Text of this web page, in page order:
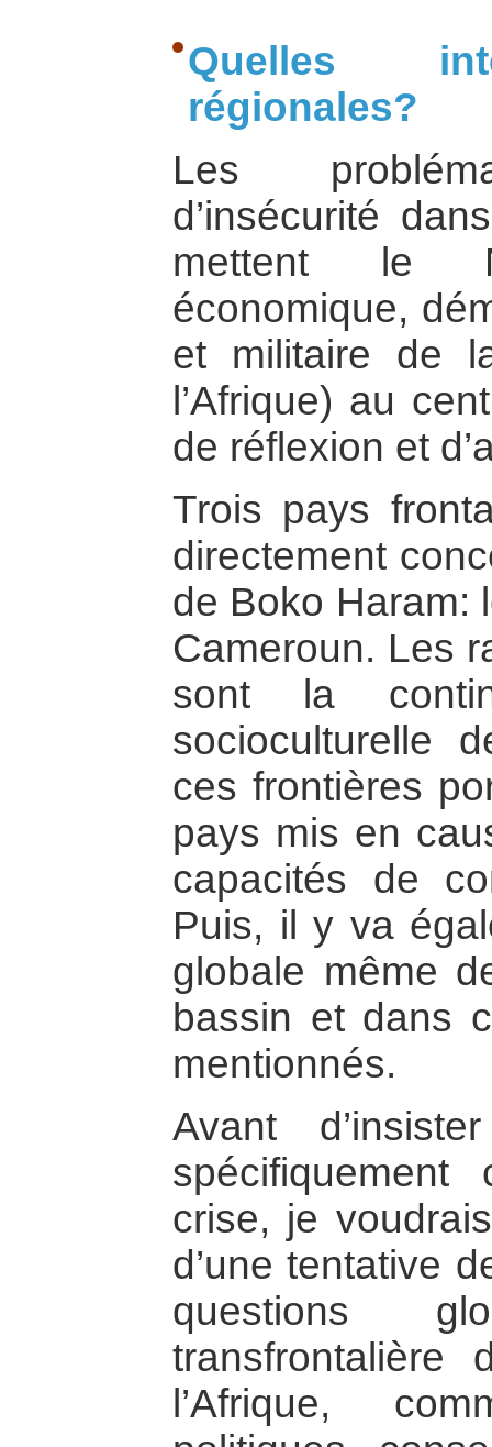
Quelles
régionales?
Les
d’insécurité
mettent le
économique,
et militaire de
l’Afrique) au
de réflexion et
Trois pays
directement
de Boko Haram:
Cameroun. Les
sont la
socioculturelle
ces frontières
pays mis en
capacités de
Puis, il y va
globale même
bassin et dans
mentionnés.
Avant
crise, je
d’une tentative
questions
transfrontalière
l’Afrique,